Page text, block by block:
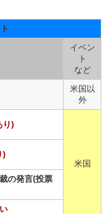
イベン
ト
など
米国以
外
り)
米国
)
の発言(投票